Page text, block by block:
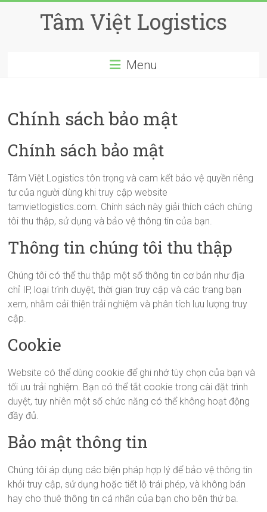
Tâm Việt Logistics
Menu
Chính sách bảo mật
Chính sách bảo mật
Tâm Việt Logistics tôn trọng và cam kết bảo vệ quyền riêng
tư của người dùng khi truy cập website
tamvietlogistics.com. Chính sách này giải thích cách chúng
tôi thu thập, sử dụng và bảo vệ thông tin của bạn.
Thông tin chúng tôi thu thập
Chúng tôi có thể thu thập một số thông tin cơ bản như địa
chỉ IP, loại trình duyệt, thời gian truy cập và các trang bạn
xem, nhằm cải thiện trải nghiệm và phân tích lưu lượng truy
cập.
Cookie
Website có thể dùng cookie để ghi nhớ tùy chọn của bạn và
tối ưu trải nghiệm. Bạn có thể tắt cookie trong cài đặt trình
duyệt, tuy nhiên một số chức năng có thể không hoạt động
đầy đủ.
Bảo mật thông tin
Chúng tôi áp dụng các biện pháp hợp lý để bảo vệ thông tin
khỏi truy cập, sử dụng hoặc tiết lộ trái phép, và không bán
hay cho thuê thông tin cá nhân của bạn cho bên thứ ba.